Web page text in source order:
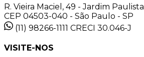
R. Vieira Maciel, 49 - Jardim Paulista
CEP 04503-040 - São Paulo - SP
(11) 98266-1111 CRECI 30.046-J
VISITE-NOS